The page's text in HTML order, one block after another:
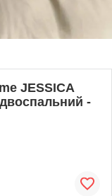
JESSICA
-